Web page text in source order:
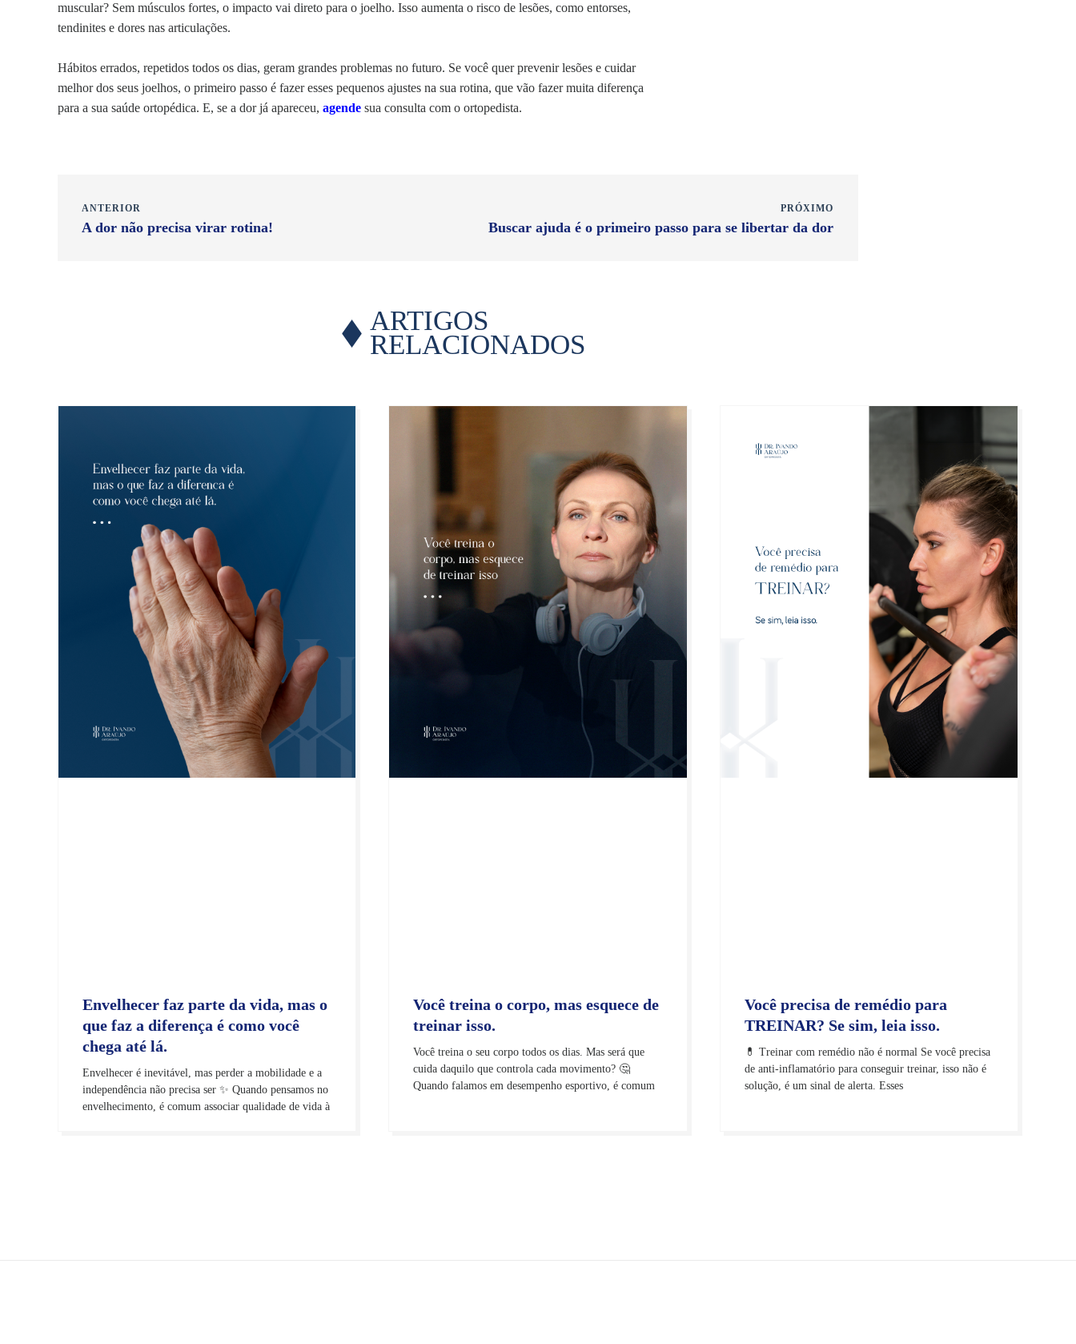
muscular? Sem músculos fortes, o impacto vai direto para o joelho. Isso aumenta o risco de lesões, como entorses,
tendinites e dores nas articulações.
Hábitos errados, repetidos todos os dias, geram grandes problemas no futuro. Se você quer prevenir lesões e cuidar
melhor dos seus joelhos, o primeiro passo é fazer esses pequenos ajustes na sua rotina, que vão fazer muita diferença
para a sua saúde ortopédica. E, se a dor já apareceu, agende sua consulta com o ortopedista.
ANTERIOR
A dor não precisa virar rotina!
PRÓXIMO
Buscar ajuda é o primeiro passo para se libertar da dor
ARTIGOS
RELACIONADOS
Envelhecer faz parte da vida, mas o
que faz a diferença é como você
chega até lá.
Envelhecer é inevitável, mas perder a mobilidade e a
independência não precisa ser ✨ Quando pensamos no
envelhecimento, é comum associar qualidade de vida à
Você treina o corpo, mas esquece de
treinar isso.
Você treina o seu corpo todos os dias. Mas será que
cuida daquilo que controla cada movimento? 🤔
Quando falamos em desempenho esportivo, é comum
Você precisa de remédio para
TREINAR? Se sim, leia isso.
💊 Treinar com remédio não é normal Se você precisa
de anti-inflamatório para conseguir treinar, isso não é
solução, é um sinal de alerta. Esses